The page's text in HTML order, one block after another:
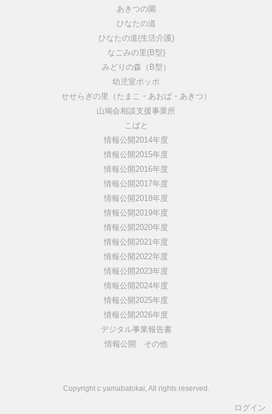
あきつの園
ひなたの道
ひなたの道(生活介護)
なごみの里(B型)
みどりの森（B型）
幼児室ポッポ
せせらぎの里（たまこ・あおば・あきつ）
山鳩会相談支援事業所
こばと
情報公開2014年度
情報公開2015年度
情報公開2016年度
情報公開2017年度
情報公開2018年度
情報公開2019年度
情報公開2020年度
情報公開2021年度
情報公開2022年度
情報公開2023年度
情報公開2024年度
情報公開2025年度
情報公開2026年度
デジタル事業報告書
情報公開 その他
Copyright c yamabatokai, All rights reserved.
ログイン